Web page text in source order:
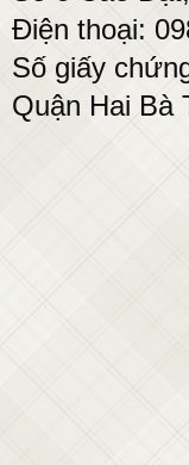
Điện thoại:
Số giấy
Quận Hai Bà